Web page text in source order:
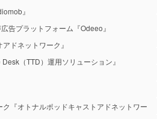
』
告プラットフォーム『Odeeo』
ドネットワーク』
（TTD）運用ソリューション』
『オトナルポッドキャストアドネットワー